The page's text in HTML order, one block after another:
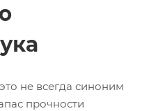
не всегда синоним
прочности